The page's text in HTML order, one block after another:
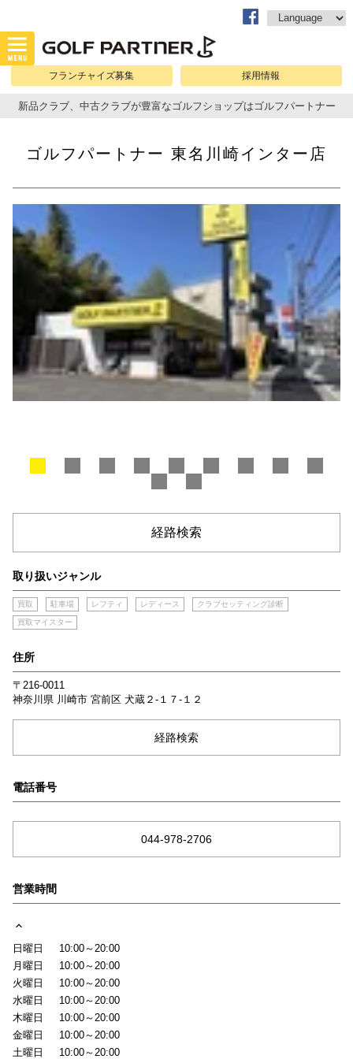
フランチャイズ募集 採用情報
新品クラブ、中古クラブが豊富なゴルフショップはゴルフパートナー
ゴルフパートナー 東名川崎インター店
経路検索
取り扱いジャンル
買取 駐車場 レフティ レディース クラブセッティング診断
買取マイスター
住所
〒216-0011
神奈川県 川崎市 宮前区 犬蔵２‐１７‐１２
経路検索
電話番号
044-978-2706
営業時間
日曜日
10:00～20:00
月曜日
10:00～20:00
火曜日
10:00～20:00
水曜日
10:00～20:00
木曜日
10:00～20:00
金曜日
10:00～20:00
土曜日
10:00～20:00